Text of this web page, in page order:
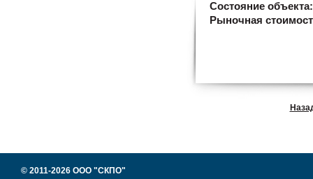
Состояние
Рыночная
© 2011-2026 ООО "СКПО"